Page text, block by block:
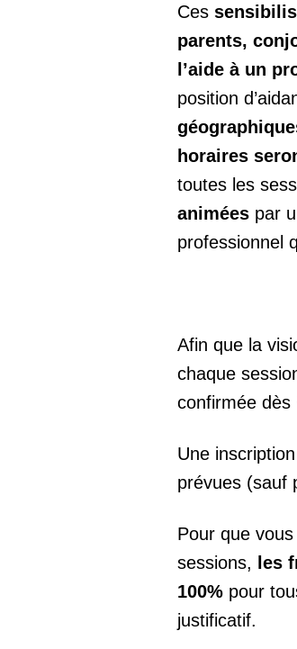
Ces
parents,
l’aide à un
position
horaires
toutes les
animées par
professionnel
Afin que la
chaque
confirmée dès
Une
prévues (sauf
Pour que
sessions, les
100% pour
justificatif.